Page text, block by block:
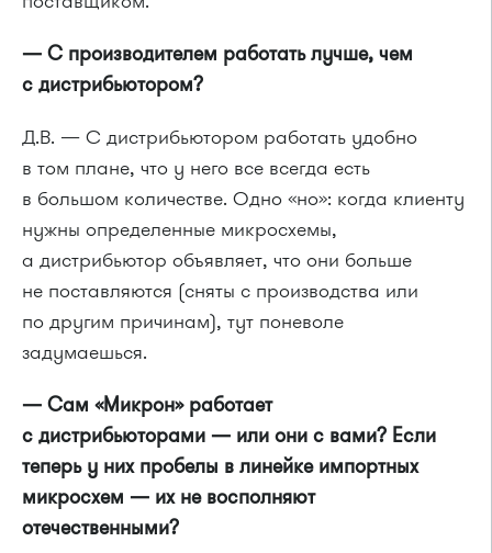
— С производителем работать лучше, чем
с дистрибьютором?
Д.В. — С дистрибьютором работать удобно
в том плане, что у него все всегда есть
в большом количестве. Одно «но»: когда клиенту
нужны определенные микросхемы,
а дистрибьютор объявляет, что они больше
не поставляются (сняты с производства или
по другим причинам), тут поневоле
задумаешься.
— Сам «Микрон» работает
с дистрибьюторами — или они с вами? Если
теперь у них пробелы в линейке импортных
микросхем — их не восполняют
отечественными?